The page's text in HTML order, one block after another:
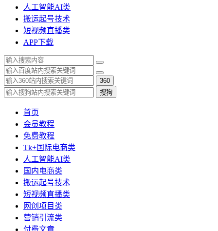
人工智能AI类
搬运起号技术
短视频直播类
APP下载
360
搜狗
首页
会员教程
免费教程
Tk+国际电商类
人工智能AI类
国内电商类
搬运起号技术
短视频直播类
网创项目类
营销引流类
付费文章